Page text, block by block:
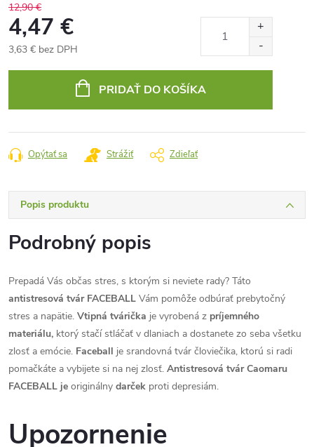
12,90 €
4,47 €
3,63 € bez DPH
PRIDAŤ DO KOŠÍKA
Opýtať sa Strážiť Zdieľať
Popis produktu
Podrobný popis
Prepadá Vás občas stres, s ktorým si neviete rady? Táto
antistresová tvár FACEBALL Vám pomôže odbúrať prebytočný
stres a napätie. Vtipná tvárička je vyrobená z príjemného
materiálu, ktorý stačí stláčať v dlaniach a dostanete zo seba všetku
zlosť a emócie. Faceball je srandovná tvár človiečika, ktorú si radi
pomačkáte a vybijete si na nej zlosť. Antistresová tvár Caomaru
FACEBALL je originálny darček proti depresiám.
Upozornenie